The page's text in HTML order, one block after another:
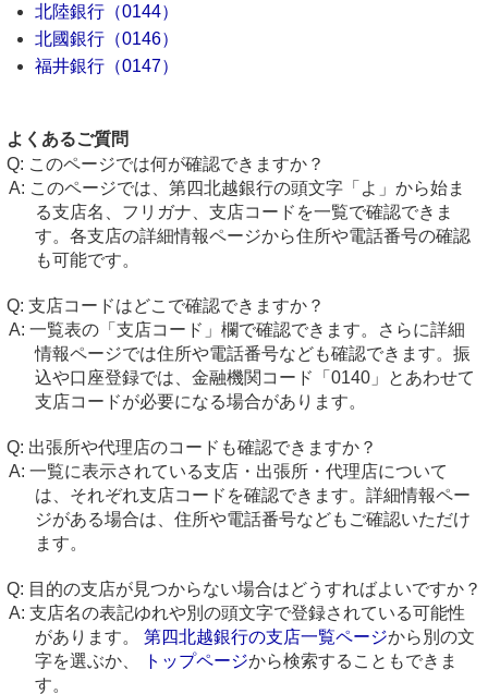
北陸銀行（0144）
北國銀行（0146）
福井銀行（0147）
よくあるご質問
このページでは何が確認できますか？
このページでは、第四北越銀行の頭文字「よ」から始ま
る支店名、フリガナ、支店コードを一覧で確認できま
す。各支店の詳細情報ページから住所や電話番号の確認
も可能です。
支店コードはどこで確認できますか？
一覧表の「支店コード」欄で確認できます。さらに詳細
情報ページでは住所や電話番号なども確認できます。振
込や口座登録では、金融機関コード「0140」とあわせて
支店コードが必要になる場合があります。
出張所や代理店のコードも確認できますか？
一覧に表示されている支店・出張所・代理店について
は、それぞれ支店コードを確認できます。詳細情報ペー
ジがある場合は、住所や電話番号などもご確認いただけ
ます。
目的の支店が見つからない場合はどうすればよいですか？
支店名の表記ゆれや別の頭文字で登録されている可能性
があります。 第四北越銀行の支店一覧ページから別の文
字を選ぶか、
トップページから検索することもできま
す。